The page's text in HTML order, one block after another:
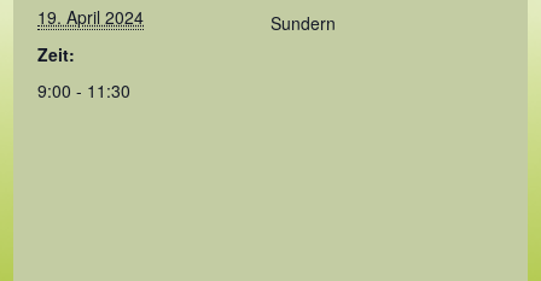
19. April 2024
Zeit:
9:00 - 11:30
Sundern